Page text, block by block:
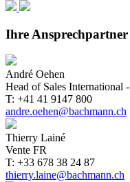
Ihre Ansprechpartner
André Oehen
Head of Sales International
T: +41 41 9147 800
andre.oehen@bachmann.ch
Thierry Lainé
Vente FR
T: +33 678 38 24 87
thierry.laine@bachmann.ch